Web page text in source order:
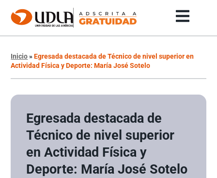
Inicio»Egresada destacada de Técnico de nivel superior en
Actividad Física y Deporte: María José Sotelo
Egresada destacada de
Técnico de nivel superior
en Actividad Física y
Deporte: María José Sotelo